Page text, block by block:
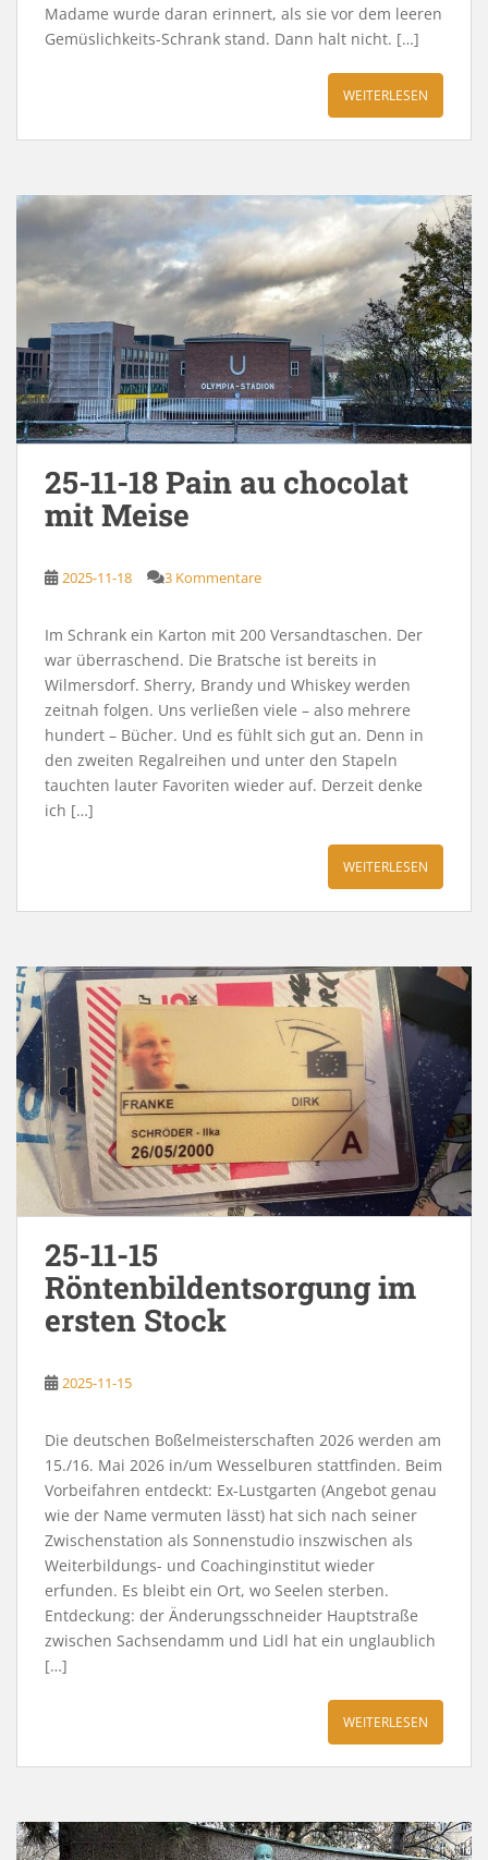
Madame wurde daran erinnert, als sie vor dem leeren
Gemüslichkeits-Schrank stand. Dann halt nicht. […]
WEITERLESEN
25-11-18 Pain au chocolat
mit Meise
2025-11-18 3 Kommentare
Im Schrank ein Karton mit 200 Versandtaschen. Der
war überraschend. Die Bratsche ist bereits in
Wilmersdorf. Sherry, Brandy und Whiskey werden
zeitnah folgen. Uns verließen viele – also mehrere
hundert – Bücher. Und es fühlt sich gut an. Denn in
den zweiten Regalreihen und unter den Stapeln
tauchten lauter Favoriten wieder auf. Derzeit denke
ich […]
WEITERLESEN
25-11-15
Röntenbildentsorgung im
ersten Stock
2025-11-15
Die deutschen Boßelmeisterschaften 2026 werden am
15./16. Mai 2026 in/um Wesselburen stattfinden. Beim
Vorbeifahren entdeckt: Ex-Lustgarten (Angebot genau
wie der Name vermuten lässt) hat sich nach seiner
Zwischenstation als Sonnenstudio inszwischen als
Weiterbildungs- und Coachinginstitut wieder
erfunden. Es bleibt ein Ort, wo Seelen sterben.
Entdeckung: der Änderungsschneider Hauptstraße
zwischen Sachsendamm und Lidl hat ein unglaublich
[…]
WEITERLESEN